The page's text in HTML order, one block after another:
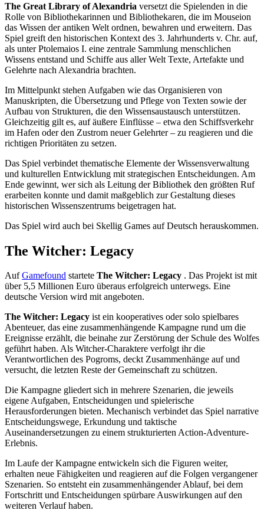
The Great Library of Alexandria versetzt die Spielenden in die
Rolle von Bibliothekarinnen und Bibliothekaren, die im Mouseion
das Wissen der antiken Welt ordnen, bewahren und erweitern. Das
Spiel greift den historischen Kontext des 3. Jahrhunderts v. Chr. auf,
als unter Ptolemaios I. eine zentrale Sammlung menschlichen
Wissens entstand und Schiffe aus aller Welt Texte, Artefakte und
Gelehrte nach Alexandria brachten.
Im Mittelpunkt stehen Aufgaben wie das Organisieren von
Manuskripten, die Übersetzung und Pflege von Texten sowie der
Aufbau von Strukturen, die den Wissensaustausch unterstützen.
Gleichzeitig gilt es, auf äußere Einflüsse – etwa den Schiffsverkehr
im Hafen oder den Zustrom neuer Gelehrter – zu reagieren und die
richtigen Prioritäten zu setzen.
Das Spiel verbindet thematische Elemente der Wissensverwaltung
und kulturellen Entwicklung mit strategischen Entscheidungen. Am
Ende gewinnt, wer sich als Leitung der Bibliothek den größten Ruf
erarbeiten konnte und damit maßgeblich zur Gestaltung dieses
historischen Wissenszentrums beigetragen hat.
Das Spiel wird auch bei Skellig Games auf Deutsch herauskommen.
The Witcher: Legacy
AufGamefound startete The Witcher: Legacy . Das Projekt ist mit
über 5,5 Millionen Euro überaus erfolgreich unterwegs. Eine
deutsche Version wird mit angeboten.
The Witcher: Legacy ist ein kooperatives oder solo spielbares
Abenteuer, das eine zusammenhängende Kampagne rund um die
Ereignisse erzählt, die beinahe zur Zerstörung der Schule des Wolfes
geführt haben. Als Witcher-Charaktere verfolgt ihr die
Verantwortlichen des Pogroms, deckt Zusammenhänge auf und
versucht, die letzten Reste der Gemeinschaft zu schützen.
Die Kampagne gliedert sich in mehrere Szenarien, die jeweils
eigene Aufgaben, Entscheidungen und spielerische
Herausforderungen bieten. Mechanisch verbindet das Spiel narrative
Entscheidungswege, Erkundung und taktische
Auseinandersetzungen zu einem strukturierten Action-Adventure-
Erlebnis.
Im Laufe der Kampagne entwickeln sich die Figuren weiter,
erhalten neue Fähigkeiten und reagieren auf die Folgen vergangener
Szenarien. So entsteht ein zusammenhängender Ablauf, bei dem
Fortschritt und Entscheidungen spürbare Auswirkungen auf den
weiteren Verlauf haben.